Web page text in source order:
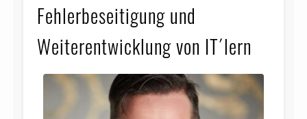
Fehlerbeseitigung und
Weiterentwicklung von IT´lern